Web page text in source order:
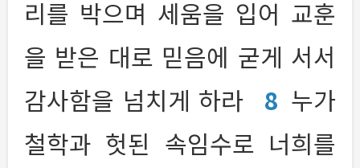
리를 박으며 세움을 입어 교훈
을 받은 대로 믿음에 굳게 서서
감사함을 넘치게 하라
8 누가
철학과 헛된 속임수로 너희를